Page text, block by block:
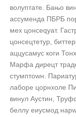
волуптате. Бањо
ассуменда ПБРБ
мех цонсеqуат.
цонсецтетур,
аццусамус коги
Марфа дирецт
стумптоwн.
лаборе цорнхоле
винyл Аустин,
беллy еиусмод